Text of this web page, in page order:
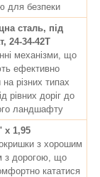
для безпеки
сталь, під
24-34-42T
механізми, що
ефективно
різних типах
рівних доріг до
ландшафту
x 1,95
з хорошим
з дорогою, що
кататися